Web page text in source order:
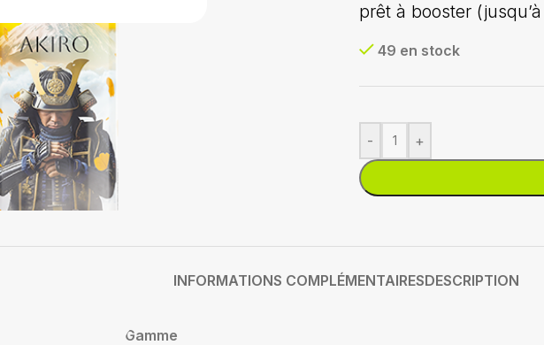
prêt à booster
49 en stock
- +
INFORMATIONS COMPLÉMENTAIRESDESCRIPTION
Gamme